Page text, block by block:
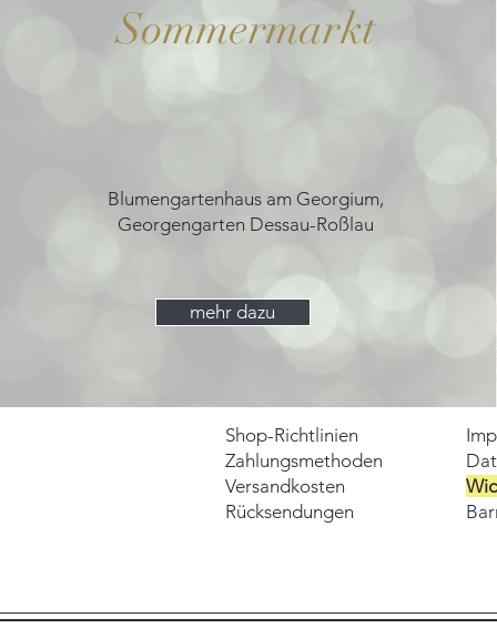
Sommermarkt
Blumengartenhaus am Georgium,
Georgengarten Dessau-Roßlau
mehr dazu
Shop-Richtlinien
Zahlungsmethoden
Versandkosten
Rücksendungen